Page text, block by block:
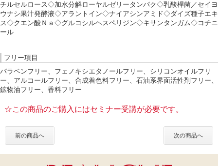
チルセルロース◇加水分解ローヤルゼリータンパク◇乳酸桿菌／セイヨ
ウナシ果汁発酵液◇アラントイン◇ナイアシンアミド◇ダイズ種子エキ
ス◇クエン酸Ｎａ◇グルコシルヘスペリジン◇キサンタンガム◇コチニ
ール
フリー項目
パラベンフリー、フェノキシエタノールフリー、シリコンオイルフリ
ー、アルコールフリー、合成着色料フリー、石油系界面活性剤フリー、
鉱物油フリー、香料フリー
☆この商品のご購入にはセミナー受講が必要です。
前の商品へ 次の商品へ